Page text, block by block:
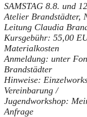
SAMSTAG 8.8. und
Atelier Brandstädter,
Leitung Claudia
Kursgebühr: 55,00
Materialkosten
Anmeldung: unter
Brandstädter
Hinweise:
Vereinbarung /
Jugendworkshop:
Anfrage